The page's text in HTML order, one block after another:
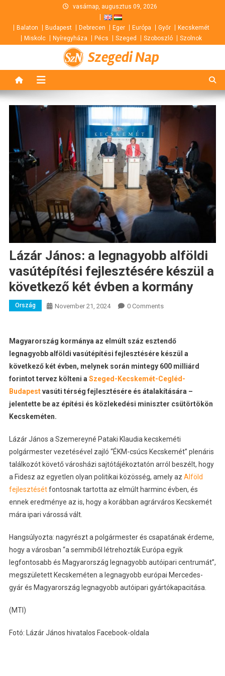
content
vasárnap, augusztus 09, 2026
Balaton Budapest Debrecen Eger Európa Győr
Kecskemét
Miskolc
Nyíregyháza Pécs Szeged Szoboszló Szolnok
Szegedi Nap
Lázár János: a legnagyobb alföldi
vasútépítési fejlesztésére készül a
következő két évben a kormány
Ország November 21, 2024 0 Comments
Magyarország kormánya az elmúlt száz esztendő
legnagyobb alföldi vasútépítési fejlesztésére készül a
következő két évben, melynek során mintegy 600 milliárd
forintot tervez költeni aSzeged-Kecskemét-Cegléd-
Budapestvasúti térség fejlesztésére és átalakítására –
jelentette be az építési és közlekedési miniszter csütörtökön
Kecskeméten.
Lázár János a Szemereyné Pataki Klaudia kecskeméti
polgármester vezetésével zajló “ÉKM-csúcs Kecskemét” plenáris
találkozót követő városházi sajtótájékoztatón arról beszélt, hogy
a Fidesz az egyetlen olyan politikai közösség, amely az Alföld
fejlesztésétfontosnak tartotta az elmúlt harminc évben, és
ennek eredménye az is, hogy a korábban agrárváros Kecskemét
mára ipari várossá vált.
Hangsúlyozta: nagyrészt a polgármester és csapatának érdeme,
hogy a városban “a semmiből létrehozták Európa egyik
legfontosabb és Magyarország legnagyobb autóipari centrumát”,
megszületett Kecskeméten a legnagyobb európai Mercedes-
gyár és Magyarország legnagyobb autóipari gyártókapacitása.
(MTI)
Fotó: Lázár János hivatalos Facebook-oldala